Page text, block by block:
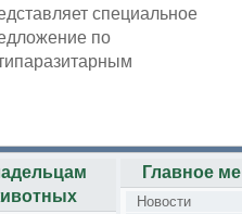
специальное
по
Главное
Новости